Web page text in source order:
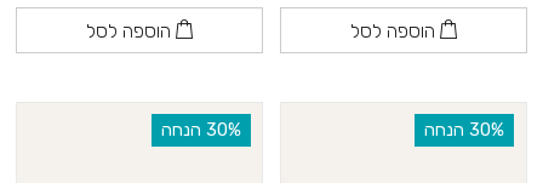
הוספה לסל הוספה לסל
‫30% הנחה ‫30% הנחה